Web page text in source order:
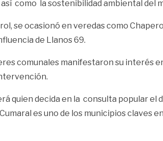
como la sostenibilidad ambiental del
se ocasionó en veredas como
de Llanos 69.
comunales manifestaron su interés
quien decida en la consulta popular el
es uno de los municipios claves